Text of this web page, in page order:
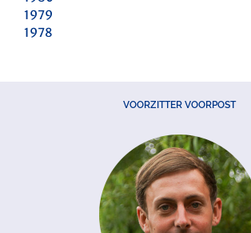
1979
1978
VOORZITTER VOORPOST